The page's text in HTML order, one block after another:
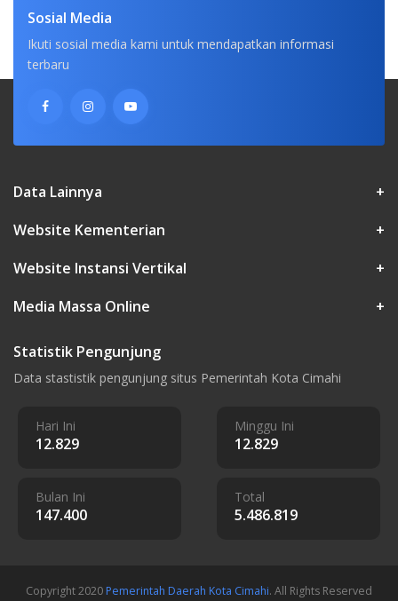
Sosial Media
Ikuti sosial media kami untuk mendapatkan informasi
terbaru
Data Lainnya
+
Website Kementerian
+
Website Instansi Vertikal
+
Media Massa Online
+
Statistik Pengunjung
Data stastistik pengunjung situs Pemerintah Kota Cimahi
Hari Ini
12.829
Minggu Ini
12.829
Bulan Ini
147.400
Total
5.486.819
Copyright 2020 Pemerintah Daerah Kota Cimahi. All Rights Reserved